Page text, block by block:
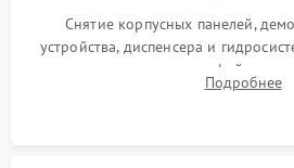
Снятие корпусных панелей,
устройства, диспенсера и
внутренних узлов от кофейных
Промывка дренажных каналов и
Подробнее